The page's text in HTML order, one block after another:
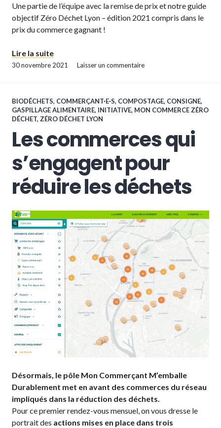
Une partie de l’équipe avec la remise de prix et notre guide
objectif Zéro Déchet Lyon – édition 2021 compris dans le
prix du commerce gagnant !
Lire la suite« Le défi Commerces Zéro Déchet du 13-20
30 novembre 2021 Laisser un commentaire
BIODÉCHETS, COMMERÇANT·E·S, COMPOSTAGE, CONSIGNE,
GASPILLAGE ALIMENTAIRE, INITIATIVE, MON COMMERCE ZÉRO
DÉCHET, ZÉRO DÉCHET LYON
Les commerces qui
s’engagent pour
réduire les déchets
Désormais, le pôle Mon Commerçant M’emballe
Durablement met en avant des commerces du réseau
impliqués dans la réduction des déchets.
Pour ce premier rendez-vous mensuel, on vous dresse le
portrait des actions mises en place dans trois